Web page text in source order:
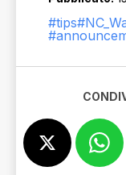
#tips